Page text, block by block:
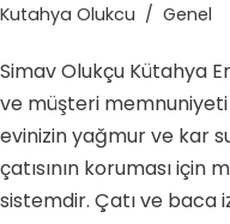
Kutahya Olukcu Genel
Simav Olukçu Kütahya
ve müşteri memnuniyeti
evinizin yağmur ve kar
çatısının koruması
sistemdir. Çatı ve baca